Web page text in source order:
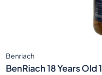
Benriach
BenRiach 18 Years